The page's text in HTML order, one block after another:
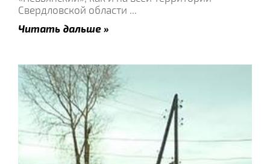
Свердловской области ...
Читать дальше »